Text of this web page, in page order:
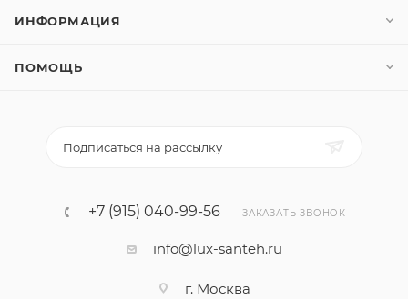
ИНФОРМАЦИЯ
ПОМОЩЬ
Подписаться на рассылку
+7 (915) 040-99-56 ЗАКАЗАТЬ ЗВОНОК
info@lux-santeh.ru
г. Москва